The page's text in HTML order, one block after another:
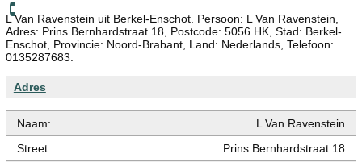
L Van Ravenstein uit Berkel-Enschot. Persoon: L Van Ravenstein,
Adres: Prins Bernhardstraat 18, Postcode: 5056 HK, Stad: Berkel-
Enschot, Provincie: Noord-Brabant, Land: Nederlands, Telefoon:
0135287683.
Adres
Naam:
L Van Ravenstein
Street:
Prins Bernhardstraat 18